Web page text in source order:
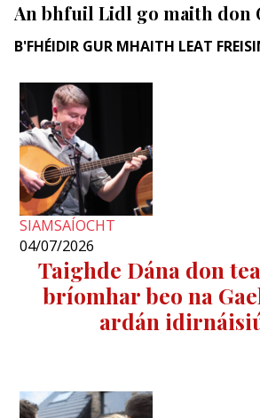
An bhfuil Lidl go maith don
B'FHÉIDIR GUR MHAITH LEAT
SIAMSAÍOCHT
04/07/2026
Taighde Dána don
bríomhar beo na
ardán